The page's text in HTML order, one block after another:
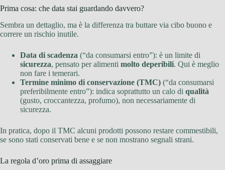
Prima cosa: che data stai guardando davvero?
Sembra un dettaglio, ma è la differenza tra buttare via cibo buono e
correre un rischio inutile.
Data di scadenza (“da consumarsi entro”): è un limite di
sicurezza, pensato per alimenti molto deperibili. Qui è meglio
non fare i temerari.
Termine minimo di conservazione (TMC) (“da consumarsi
preferibilmente entro”): indica soprattutto un calo di qualità
(gusto, croccantezza, profumo), non necessariamente di
sicurezza.
In pratica, dopo il TMC alcuni prodotti possono restare commestibili,
se sono stati conservati bene e se non mostrano segnali strani.
La regola d’oro prima di assaggiare